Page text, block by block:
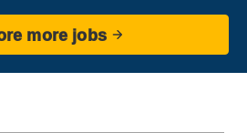
more jobs